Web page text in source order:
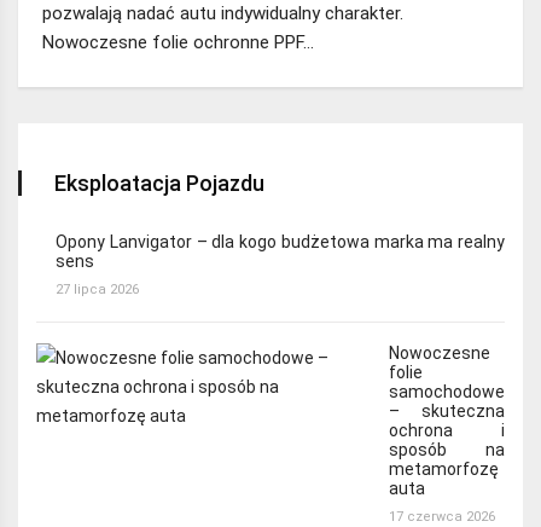
pozwalają nadać autu indywidualny charakter.
Nowoczesne folie ochronne PPF…
Eksploatacja Pojazdu
Opony Lanvigator – dla kogo budżetowa marka ma realny
sens
27 lipca 2026
Nowoczesne
folie
samochodowe
– skuteczna
ochrona i
sposób na
metamorfozę
auta
17 czerwca 2026